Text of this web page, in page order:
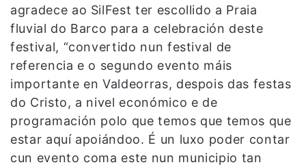
agradece ao SilFest ter escollido a Praia
fluvial do Barco para a celebración deste
festival, “convertido nun festival de
referencia e o segundo evento máis
importante en Valdeorras, despois das festas
do Cristo, a nivel económico e de
programación polo que temos que temos que
estar aquí apoiándoo. É un luxo poder contar
cun evento coma este nun municipio tan